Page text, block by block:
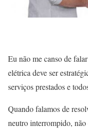
Eu não me canso de
elétrica deve ser
serviços prestados e
Quando falamos de
neutro interrompido, não